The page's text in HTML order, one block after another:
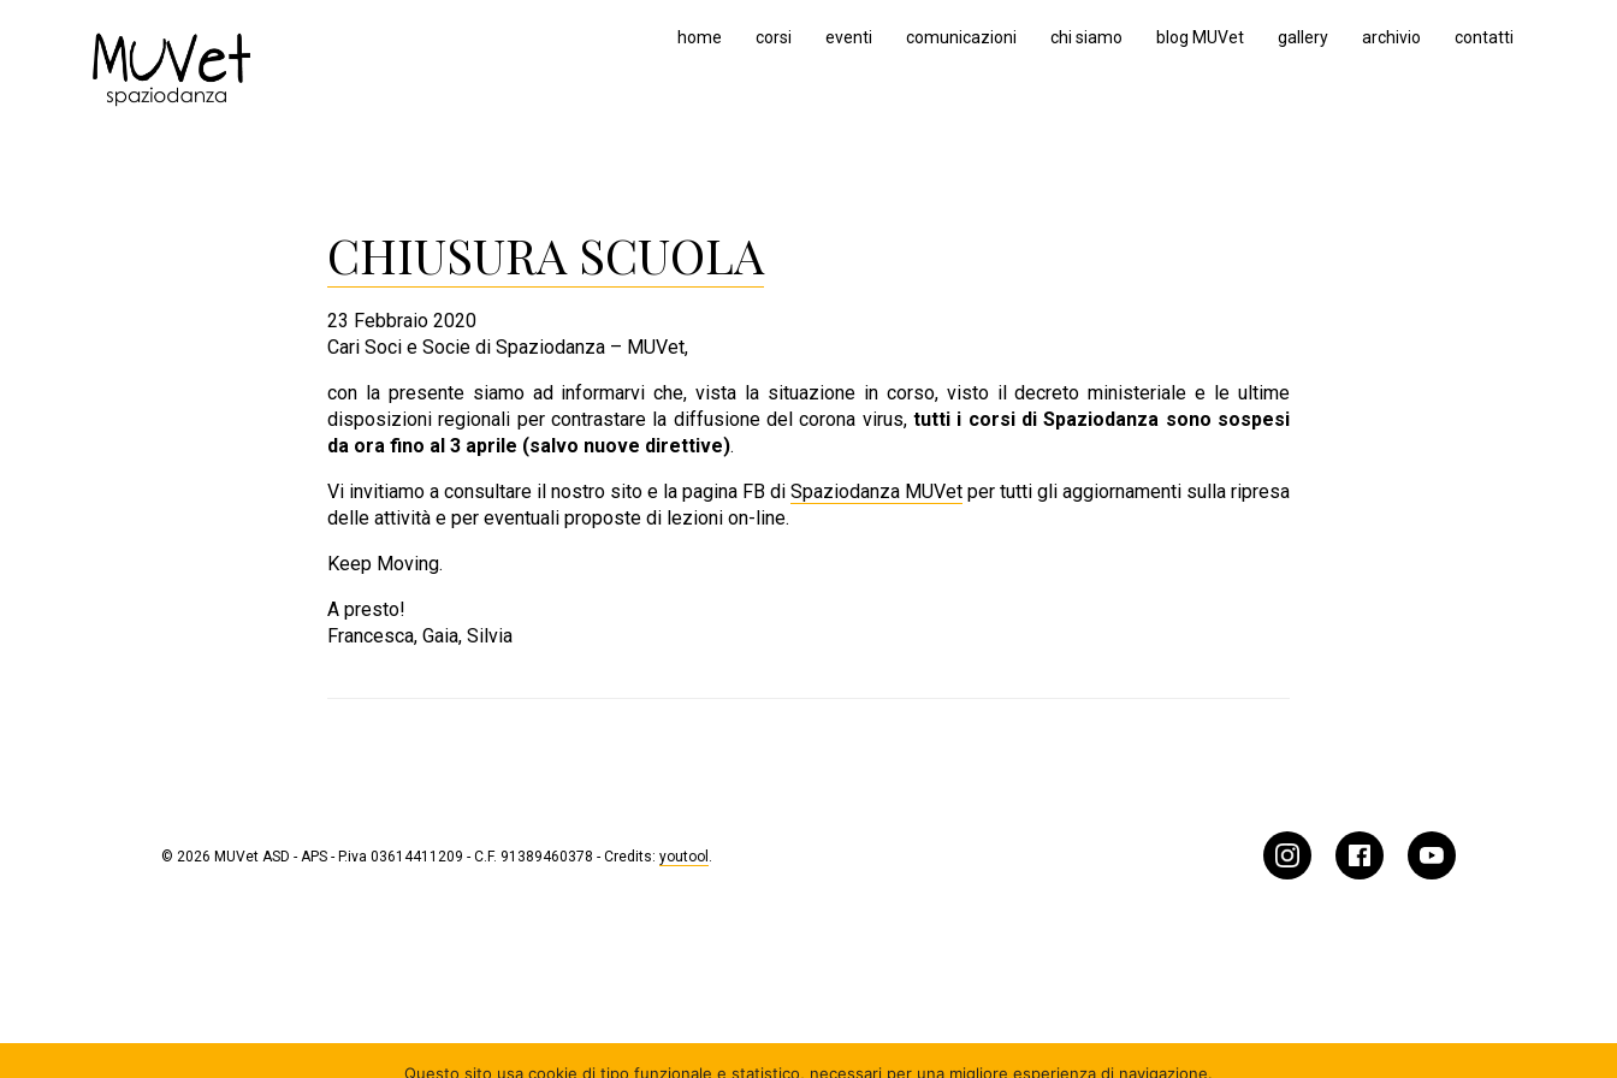
home corsi eventi comunicazioni chi siamo blog MUVet gallery archivio contatti
CHIUSURA SCUOLA
23 Febbraio 2020
Cari Soci e Socie di Spaziodanza – MUVet,
con la presente siamo ad informarvi che, vista la situazione in corso, visto il decreto ministeriale e le ultime
disposizioni regionali per contrastare la diffusione del corona virus,tutti i corsi di Spaziodanza sono sospesi
da ora fino al 3 aprile (salvo nuove direttive).
Vi invitiamo a consultare il nostro sito e la pagina FB di Spaziodanza MUVet per tutti gli aggiornamenti sulla ripresa
delle attività e per eventuali proposte di lezioni on-line.
Keep Moving.
A presto!
Francesca, Gaia, Silvia
© 2026 MUVet ASD - APS - P.iva 03614411209 - C.F. 91389460378 - Credits:youtool .
Questo sito usa cookie di tipo funzionale e statistico, necessari per una migliore esperienza di navigazione.